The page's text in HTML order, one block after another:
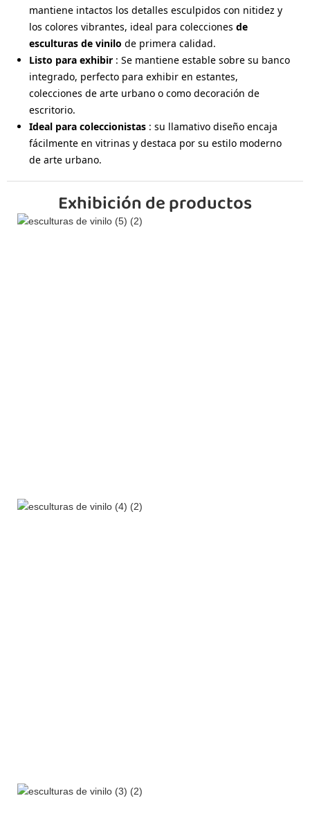
mantiene intactos los detalles esculpidos con nitidez y
los colores vibrantes, ideal para colecciones de
esculturas de vinilo de primera calidad.
Listo para exhibir: Se mantiene estable sobre su banco
integrado, perfecto para exhibir en estantes,
colecciones de arte urbano o como decoración de
escritorio.
Ideal para coleccionistas: su llamativo diseño encaja
fácilmente en vitrinas y destaca por su estilo moderno
de arte urbano.
Exhibición de productos